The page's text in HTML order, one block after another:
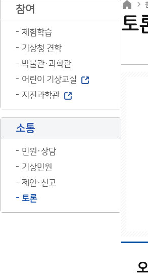
참여
체험학습
기상청 견학
박물관·과학관
어린이 기상교실
지진과학관
소통
민원·상담
기상민원
제안·신고
토론
토